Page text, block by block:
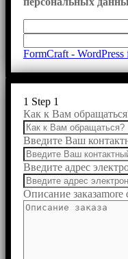
FormCraft -
1 Step 1
Как к Вам
Введите Ваш
Введите адрес
Описание заказаmore